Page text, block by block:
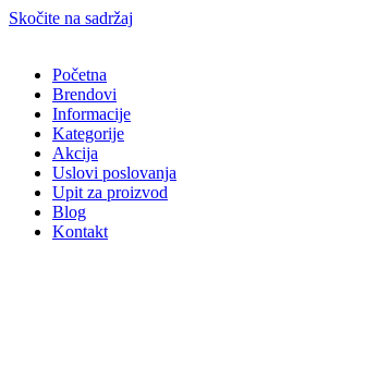
Skočite na sadržaj
Početna
Brendovi
Informacije
Kategorije
Akcija
Uslovi poslovanja
Upit za proizvod
Blog
Kontakt